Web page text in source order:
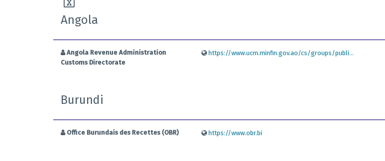
Angola
Angola Revenue Administration
Customs Directorate
https://www.ucm.minfin.gov.ao/cs/groups/publi...
Burundi
Office Burundais des Recettes (OBR) https://www.obr.bi